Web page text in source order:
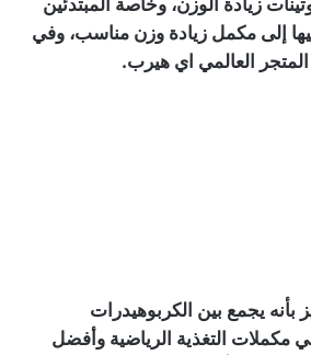
فيها إلى مكمل زيادة وزن مناسب، وفي
العالمي اي هيرب.
يجمع بين الكربوهيدرات
التجارية رقم 1 في عدة جوائز في مكملات التغذية الرياضية وأفضل